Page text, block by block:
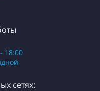
18:00
сетях: